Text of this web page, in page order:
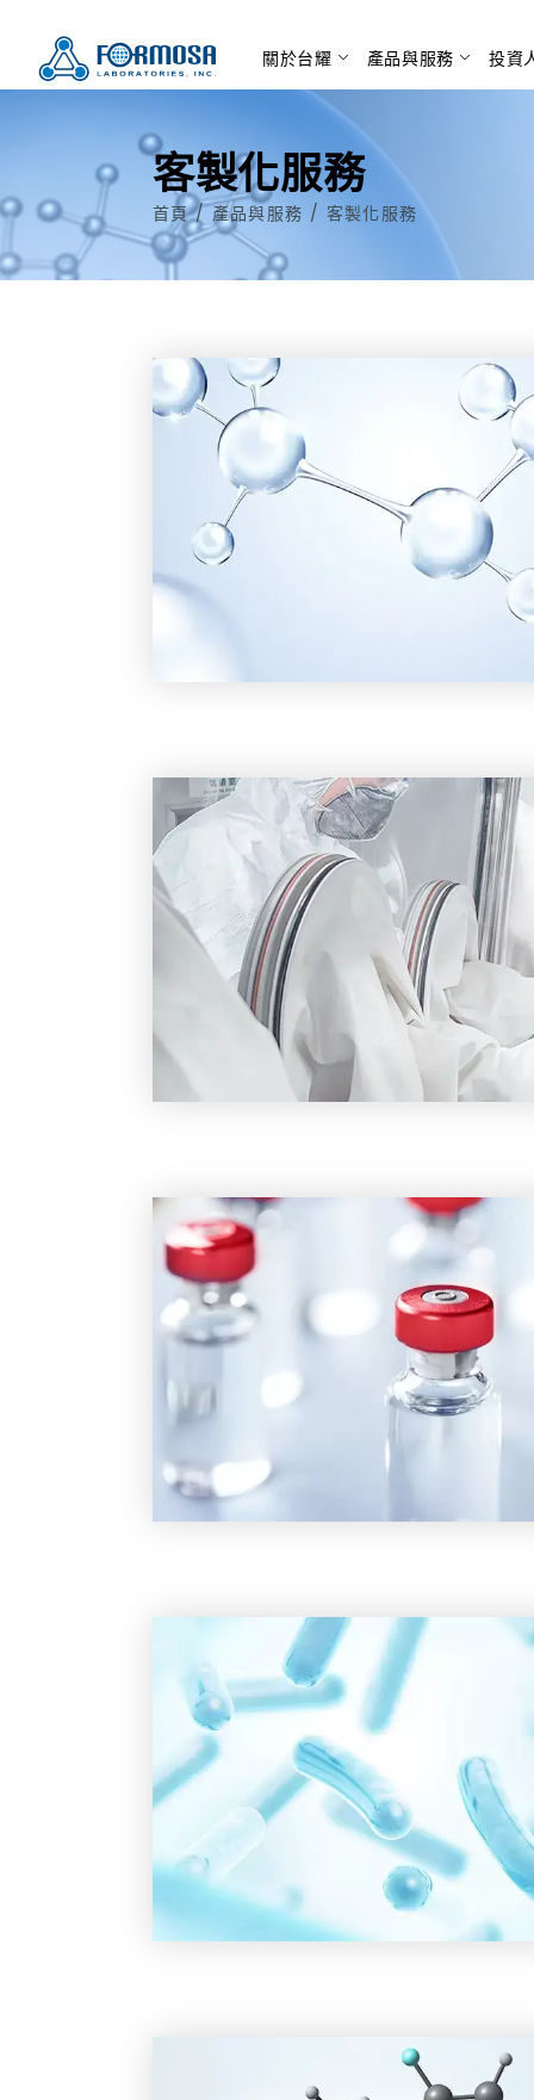
關於台耀 產品與服務 投資
客製化服務
首頁/ 產品與服務 / 客製化服務